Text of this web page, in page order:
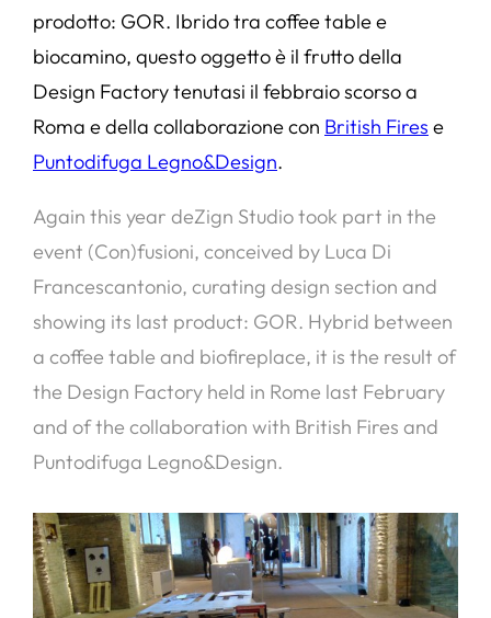
prodotto: GOR. Ibrido tra coffee table e
biocamino, questo oggetto è il frutto della
Design Factory tenutasi il febbraio scorso a
Roma e della collaborazione con British Fires e
Puntodifuga Legno&Design.
Again this year deZign Studio took part in the
event (Con)fusioni, conceived by Luca Di
Francescantonio, curating design section and
showing its last product: GOR. Hybrid between
a coffee table and biofireplace, it is the result of
the Design Factory held in Rome last February
and of the collaboration with British Fires and
Puntodifuga Legno&Design.